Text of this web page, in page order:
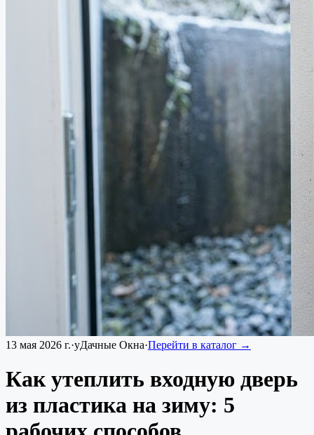
13 мая 2026 г.·уДачные Окна·Перейти в каталог →
Как утеплить входную дверь
из пластика на зиму: 5